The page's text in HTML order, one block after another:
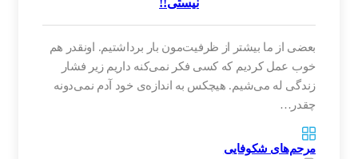
نیستی!!
بعضی از ما بیشتر از ظرفیت‌مون بار برداشتیم‌‌. اونقدر هم
خوب عمل کردیم که کسی فکر نمی‌کنه داریم زیر فشار
زندگی له می‌شیم‌‌. هیچکس به اندازه‌ی خود آدم نمی‌دونه
چقدر…
مرحم‌های شکوفایی